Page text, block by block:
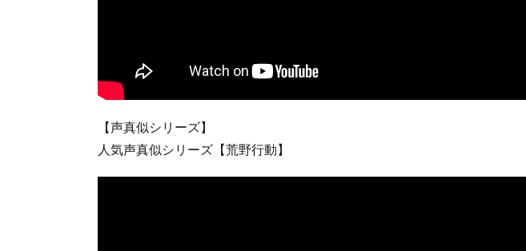
【声真似シリーズ】
人気声真似シリーズ【荒野行動】